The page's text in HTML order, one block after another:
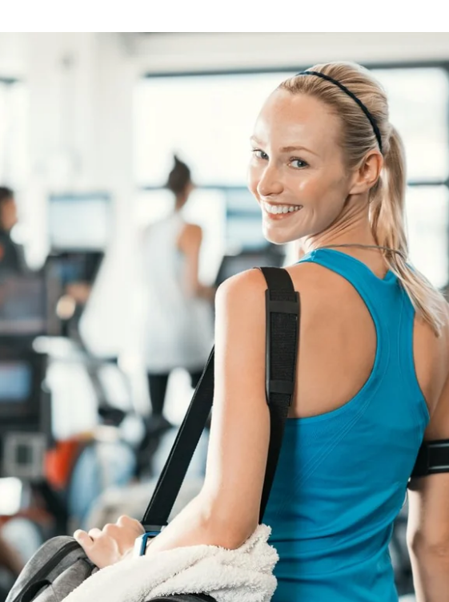
Wählen Sie Ihr Hotel :